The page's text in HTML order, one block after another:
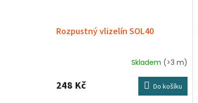
Rozpustný vlizelín SOL40
Skladem (>3 m)
248 Kč Do košíku